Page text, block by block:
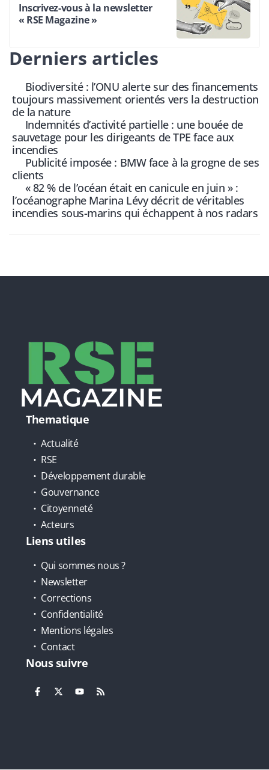
Inscrivez-vous à la newsletter
« RSE Magazine »
Derniers articles
Biodiversité : l’ONU alerte sur des financements
toujours massivement orientés vers la destruction
de la nature
Indemnités d’activité partielle : une bouée de
sauvetage pour les dirigeants de TPE face aux
incendies
Publicité imposée : BMW face à la grogne de ses
clients
« 82 % de l’océan était en canicule en juin » :
l’océanographe Marina Lévy décrit de véritables
incendies sous-marins qui échappent à nos radars
Thematique
Actualité
RSE
Développement durable
Gouvernance
Citoyenneté
Acteurs
Liens utiles
Qui sommes nous ?
Newsletter
Corrections
Confidentialité
Mentions légales
Contact
Nous suivre